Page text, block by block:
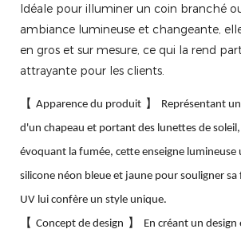
Idéale pour illuminer un coin branché
ambiance lumineuse et changeante,
en gros et sur mesure, ce qui la rend
attrayante pour les clients.
【 Apparence du produit 】
Représentant
d'un chapeau et portant des lunettes de
évoquant la fumée, cette enseigne lumineuse
silicone néon bleue et jaune pour souligner
UV lui confère un style unique.
【 Concept de design 】 En créant un design